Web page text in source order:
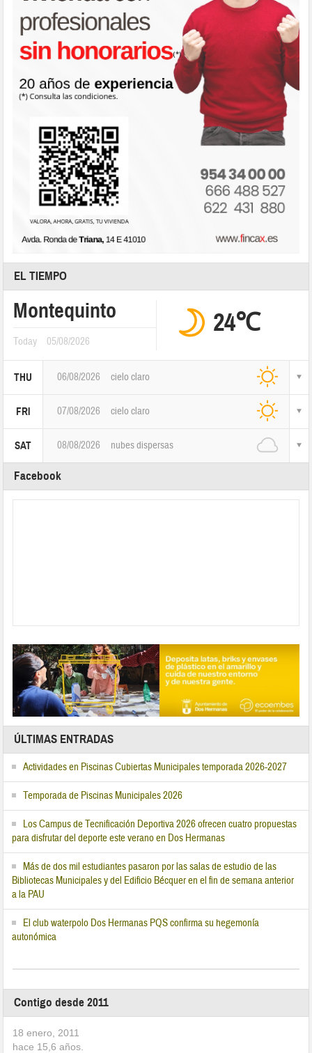
EL TIEMPO
Montequinto
Today 05/08/2026
24℃
THU 06/08/2026 cielo claro
FRI 07/08/2026 cielo claro
SAT 08/08/2026 nubes dispersas
Facebook
ÚLTIMAS ENTRADAS
Actividades en Piscinas Cubiertas Municipales temporada 2026-2027
Temporada de Piscinas Municipales 2026
Los Campus de Tecnificación Deportiva 2026 ofrecen cuatro propuestas
para disfrutar del deporte este verano en Dos Hermanas
Más de dos mil estudiantes pasaron por las salas de estudio de las
Bibliotecas Municipales y del Edificio Bécquer en el fin de semana anterior
a la PAU
El club waterpolo Dos Hermanas PQS confirma su hegemonía
autonómica
Contigo desde 2011
18 enero, 2011
hace 15,6 años.